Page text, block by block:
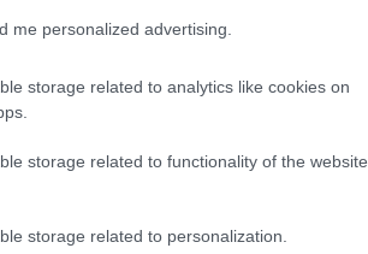
me personalized advertising.
storage related to analytics like cookies on
storage related to functionality of the website
storage related to personalization.
az Aldi ott liheg a Penny
Aldi a Pennyt, az előbbi boltlánc
korábban még 15 milliárd forint volt